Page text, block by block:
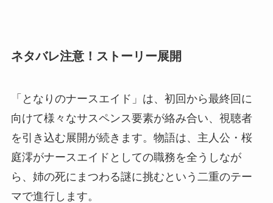
ネタバレ注意！ストーリー展開
「となりのナースエイド」は、初回から最終回に
向けて様々なサスペンス要素が絡み合い、視聴者
を引き込む展開が続きます。物語は、主人公・桜
庭澪がナースエイドとしての職務を全うしなが
ら、姉の死にまつわる謎に挑むという二重のテー
マで進行します。